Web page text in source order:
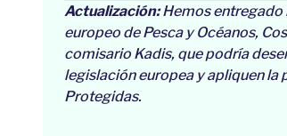
Actualización:Hemos entregado
europeo de Pesca y Océanos,
comisario Kadis, que podría
legislación europea y apliquen la
Protegidas.